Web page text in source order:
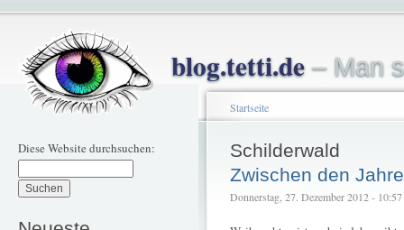
blog.tetti.de– Man
Diese Website durchsuchen:
Startseite
Schilderwald
Zwischen den
Donnerstag, 27. Dezember 2012 -